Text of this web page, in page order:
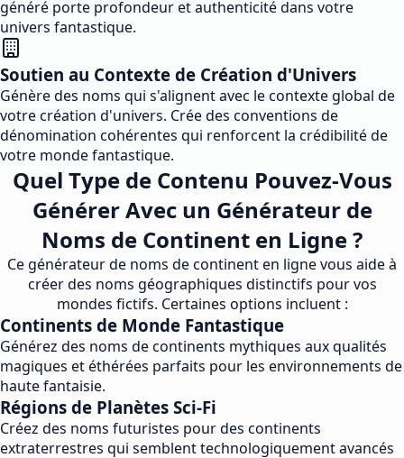
généré porte profondeur et authenticité dans votre
univers fantastique.
Soutien au Contexte de Création d'Univers
Génère des noms qui s'alignent avec le contexte global de
votre création d'univers. Crée des conventions de
dénomination cohérentes qui renforcent la crédibilité de
votre monde fantastique.
Quel Type de Contenu Pouvez-Vous
Générer Avec un Générateur de
Noms de Continent en Ligne ?
Ce générateur de noms de continent en ligne vous aide à
créer des noms géographiques distinctifs pour vos
mondes fictifs. Certaines options incluent :
Continents de Monde Fantastique
Générez des noms de continents mythiques aux qualités
magiques et éthérées parfaits pour les environnements de
haute fantaisie.
Régions de Planètes Sci-Fi
Créez des noms futuristes pour des continents
extraterrestres qui semblent technologiquement avancés